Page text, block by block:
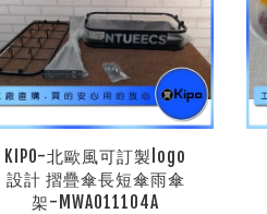
KIPO-北歐風可訂製logo
設計 摺疊傘長短傘雨傘
架-MWA011104A